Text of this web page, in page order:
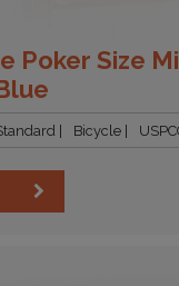
Poker Size
Bicycle